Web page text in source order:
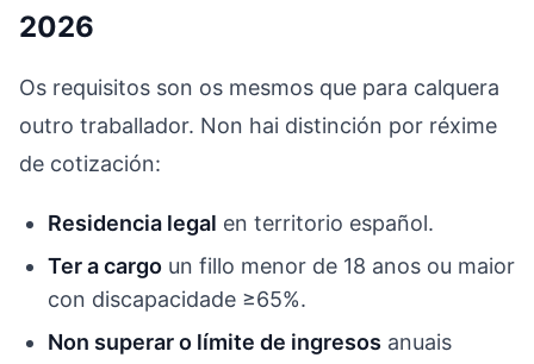
2026
Os requisitos son os mesmos que para calquera
outro traballador. Non hai distinción por réxime
de cotización:
Residencia legal en territorio español.
Ter a cargo un fillo menor de 18 anos ou maior
con discapacidade ≥65%.
Non superar o límite de ingresos anuais